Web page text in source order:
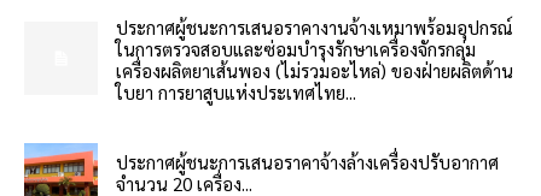
ประกาศผู้ชนะการเสนอราคางานจ้างเหมาพร้อมอุปกรณ์
ในการตรวจสอบและซ่อมบำรุงรักษาเครื่องจักรกลุ่ม
เครื่องผลิตยาเส้นพอง (ไม่รวมอะไหล่) ของฝ่ายผลิตด้าน
ใบยา การยาสูบแห่งประเทศไทย...
ประกาศผู้ชนะการเสนอราคาจ้างล้างเครื่องปรับอากาศ
จำนวน 20 เครื่อง...